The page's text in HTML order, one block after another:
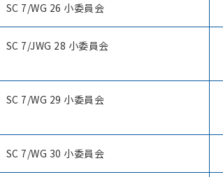
SC 7/WG 26 小委員会
SC 7/JWG 28 小委員会
SC 7/WG 29 小委員会
SC 7/WG 30 小委員会